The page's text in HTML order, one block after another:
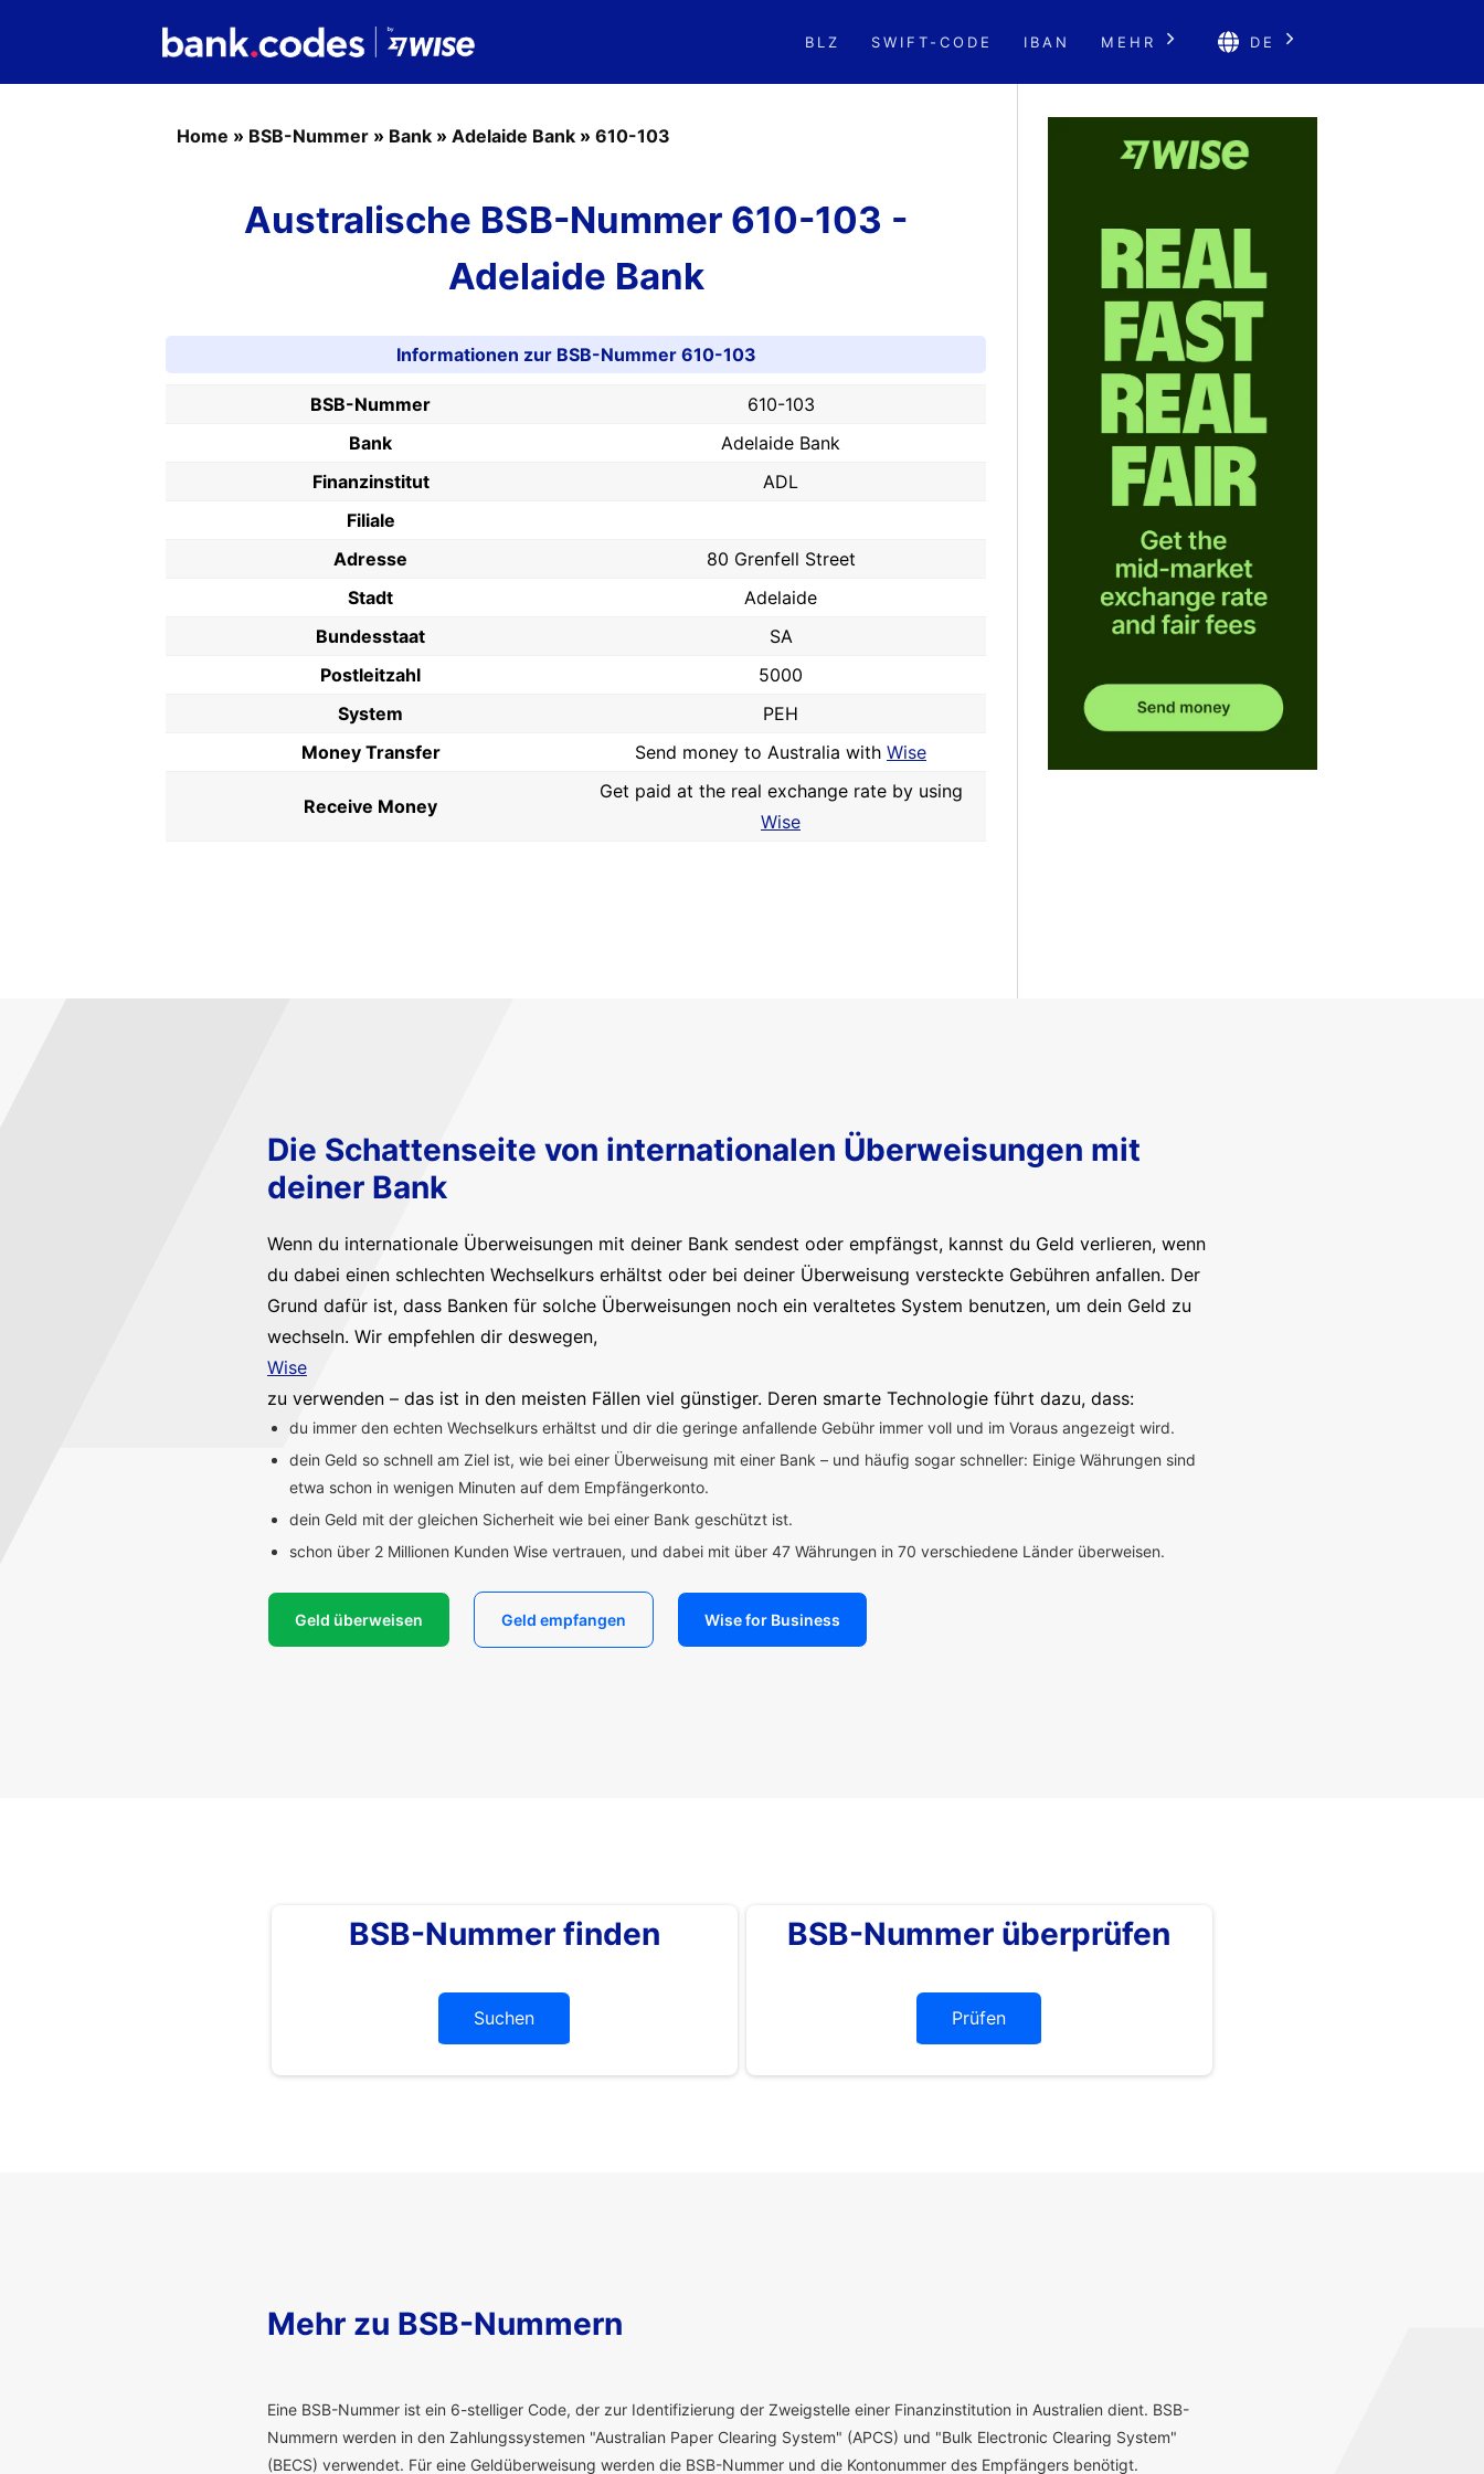
BLZ SWIFT-CODE IBAN MEHR DE
Home » BSB-Nummer » Bank » Adelaide Bank » 610-103
Australische BSB-Nummer 610-103 -
Adelaide Bank
Informationen zur BSB-Nummer 610-103
BSB-Nummer
610-103
Bank
Adelaide Bank
Finanzinstitut
ADL
Filiale
Adresse
80 Grenfell Street
Stadt
Adelaide
Bundesstaat
SA
Postleitzahl
5000
System
PEH
Money Transfer
Send money to Australia with Wise
Receive Money
Get paid at the real exchange rate by using
Wise
Die Schattenseite von internationalen Überweisungen mit
deiner Bank
Wenn du internationale Überweisungen mit deiner Bank sendest oder empfängst, kannst du Geld verlieren, wenn
du dabei einen schlechten Wechselkurs erhältst oder bei deiner Überweisung versteckte Gebühren anfallen. Der
Grund dafür ist, dass Banken für solche Überweisungen noch ein veraltetes System benutzen, um dein Geld zu
wechseln. Wir empfehlen dir deswegen,
Wise
zu verwenden – das ist in den meisten Fällen viel günstiger. Deren smarte Technologie führt dazu, dass:
du immer den echten Wechselkurs erhältst und dir die geringe anfallende Gebühr immer voll und im Voraus angezeigt wird.
dein Geld so schnell am Ziel ist, wie bei einer Überweisung mit einer Bank – und häufig sogar schneller: Einige Währungen sind
etwa schon in wenigen Minuten auf dem Empfängerkonto.
dein Geld mit der gleichen Sicherheit wie bei einer Bank geschützt ist.
schon über 2 Millionen Kunden Wise vertrauen, und dabei mit über 47 Währungen in 70 verschiedene Länder überweisen.
Geld überweisen Geld empfangen Wise for Business
BSB-Nummer finden
Suchen
BSB-Nummer überprüfen
Prüfen
Mehr zu BSB-Nummern
Eine BSB-Nummer ist ein 6-stelliger Code, der zur Identifizierung der Zweigstelle einer Finanzinstitution in Australien dient. BSB-
Nummern werden in den Zahlungssystemen "Australian Paper Clearing System" (APCS) und "Bulk Electronic Clearing System"
(BECS) verwendet. Für eine Geldüberweisung werden die BSB-Nummer und die Kontonummer des Empfängers benötigt.